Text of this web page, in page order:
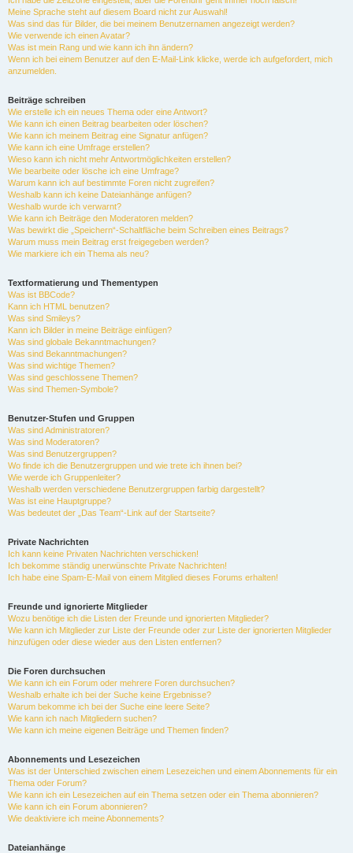
Meine Sprache steht auf diesem Board nicht zur Auswahl!
Was sind das für Bilder, die bei meinem Benutzernamen angezeigt werden?
Wie verwende ich einen Avatar?
Was ist mein Rang und wie kann ich ihn ändern?
Wenn ich bei einem Benutzer auf den E-Mail-Link klicke, werde ich aufgefordert, mich
anzumelden.
Beiträge schreiben
Wie erstelle ich ein neues Thema oder eine Antwort?
Wie kann ich einen Beitrag bearbeiten oder löschen?
Wie kann ich meinem Beitrag eine Signatur anfügen?
Wie kann ich eine Umfrage erstellen?
Wieso kann ich nicht mehr Antwortmöglichkeiten erstellen?
Wie bearbeite oder lösche ich eine Umfrage?
Warum kann ich auf bestimmte Foren nicht zugreifen?
Weshalb kann ich keine Dateianhänge anfügen?
Weshalb wurde ich verwarnt?
Wie kann ich Beiträge den Moderatoren melden?
Was bewirkt die „Speichern“-Schaltfläche beim Schreiben eines Beitrags?
Warum muss mein Beitrag erst freigegeben werden?
Wie markiere ich ein Thema als neu?
Textformatierung und Thementypen
Was ist BBCode?
Kann ich HTML benutzen?
Was sind Smileys?
Kann ich Bilder in meine Beiträge einfügen?
Was sind globale Bekanntmachungen?
Was sind Bekanntmachungen?
Was sind wichtige Themen?
Was sind geschlossene Themen?
Was sind Themen-Symbole?
Benutzer-Stufen und Gruppen
Was sind Administratoren?
Was sind Moderatoren?
Was sind Benutzergruppen?
Wo finde ich die Benutzergruppen und wie trete ich ihnen bei?
Wie werde ich Gruppenleiter?
Weshalb werden verschiedene Benutzergruppen farbig dargestellt?
Was ist eine Hauptgruppe?
Was bedeutet der „Das Team“-Link auf der Startseite?
Private Nachrichten
Ich kann keine Privaten Nachrichten verschicken!
Ich bekomme ständig unerwünschte Private Nachrichten!
Ich habe eine Spam-E-Mail von einem Mitglied dieses Forums erhalten!
Freunde und ignorierte Mitglieder
Wozu benötige ich die Listen der Freunde und ignorierten Mitglieder?
Wie kann ich Mitglieder zur Liste der Freunde oder zur Liste der ignorierten Mitglieder
hinzufügen oder diese wieder aus den Listen entfernen?
Die Foren durchsuchen
Wie kann ich ein Forum oder mehrere Foren durchsuchen?
Weshalb erhalte ich bei der Suche keine Ergebnisse?
Warum bekomme ich bei der Suche eine leere Seite?
Wie kann ich nach Mitgliedern suchen?
Wie kann ich meine eigenen Beiträge und Themen finden?
Abonnements und Lesezeichen
Was ist der Unterschied zwischen einem Lesezeichen und einem Abonnements für ein
Thema oder Forum?
Wie kann ich ein Lesezeichen auf ein Thema setzen oder ein Thema abonnieren?
Wie kann ich ein Forum abonnieren?
Wie deaktiviere ich meine Abonnements?
Dateianhänge